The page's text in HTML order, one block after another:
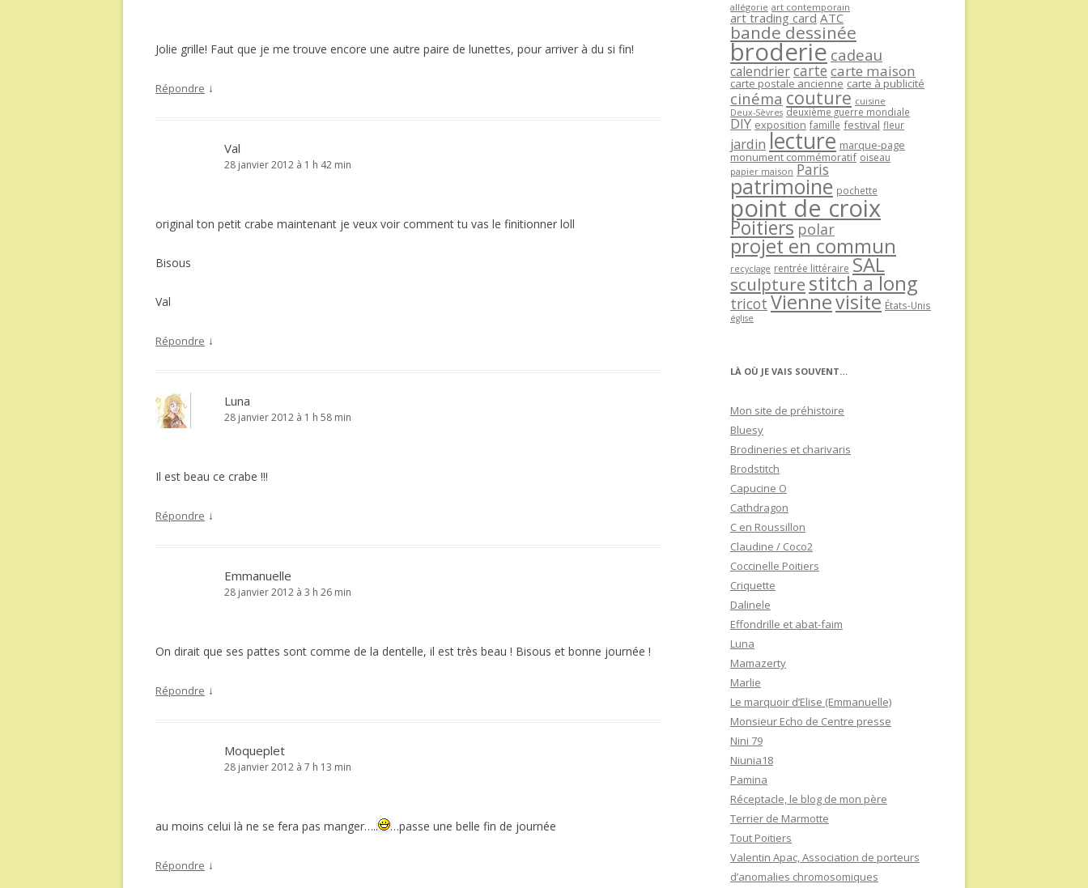
Jolie grille! Faut que je me trouve encore une autre paire de lunettes, pour arriver à du si fin!
Répondre ↓
Val
28 janvier 2012 à 1 h 42 min
original ton petit crabe maintenant je veux voir comment tu vas le finitionner loll
Bisous
Val
Répondre ↓
Luna
28 janvier 2012 à 1 h 58 min
Il est beau ce crabe !!!
Répondre ↓
Emmanuelle
28 janvier 2012 à 3 h 26 min
On dirait que ses pattes sont comme de la dentelle, il est très beau ! Bisous et bonne journée !
Répondre ↓
Moqueplet
28 janvier 2012 à 7 h 13 min
au moins celui là ne se fera pas manger….. …passe une belle fin de journée
Répondre ↓
allégorie art contemporain
art trading card ATC
bande dessinée
broderie cadeau
calendriercartecarte maison
carte postale ancienne carte à publicité
cinéma couture cuisine
Deux-Sèvres deuxième guerre mondiale
DIY exposition famille festival fleur
jardin lecture marque-page
monument commémoratif oiseau
papier maison Paris
patrimoine pochette
point de croix
Poitiers polar
projet en commun
recyclage rentrée littéraire SAL
sculpture stitch a long
tricot Viennevisite États-Unis
église
LÀ OÙ JE VAIS SOUVENT…
Mon site de préhistoire
Bluesy
Brodineries et charivaris
Brodstitch
Capucine O
Cathdragon
C en Roussillon
Claudine / Coco2
Coccinelle Poitiers
Criquette
Dalinele
Effondrille et abat-faim
Luna
Mamazerty
Marlie
Le marquoir d’Elise (Emmanuelle)
Monsieur Echo de Centre presse
Nini 79
Niunia18
Pamina
Réceptacle, le blog de mon père
Terrier de Marmotte
Tout Poitiers
Valentin Apac, Association de porteurs
d’anomalies chromosomiques